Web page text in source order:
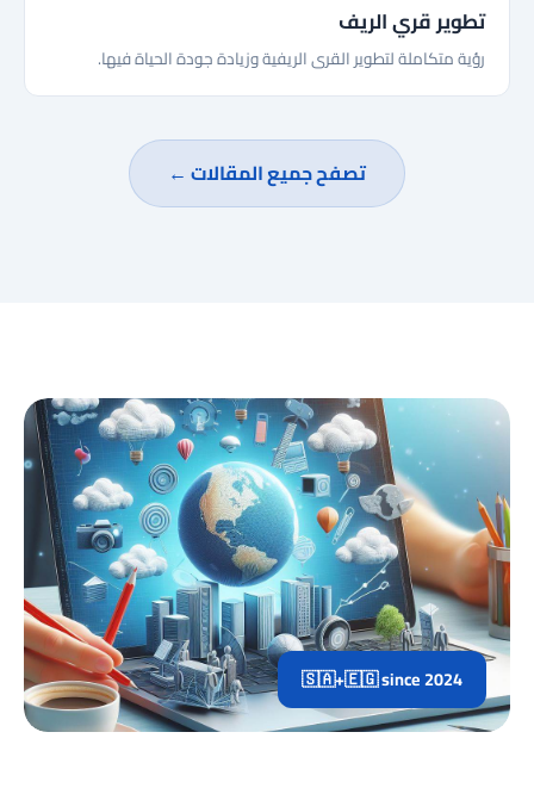
تطوير قري الريف
رؤية متكاملة لتطوير القرى الريفية وزيادة جودة الحياة فيها.
تصفح جميع المقالات ←
🇸🇦+🇪🇬 since 2024